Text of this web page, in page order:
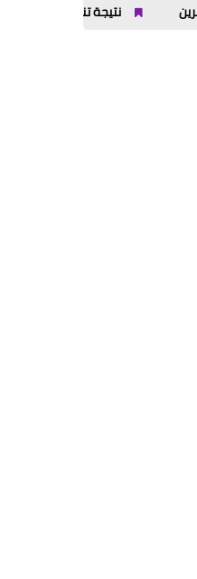
نتيجة تنسيق رياض الأطفال بالأزهر 2026 / 2027 اليوم.. رابط الاستعلام بالرقم القومي وموعد تسليم الملفات